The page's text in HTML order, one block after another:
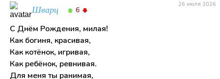
Шварц 6
26 июля 2026
С Днём Рождения, милая!
Как богиня, красивая,
Как котёнок, игривая,
Как ребёнок, ревнивая.
Для меня ты ранимая,